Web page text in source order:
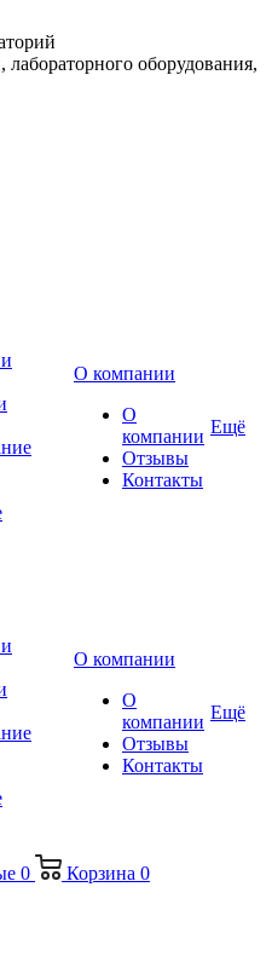
оборудования,
О компании
О
компании
Отзывы
Контакты
Ещё
О компании
О
компании
Отзывы
Контакты
Ещё
0 Корзина 0